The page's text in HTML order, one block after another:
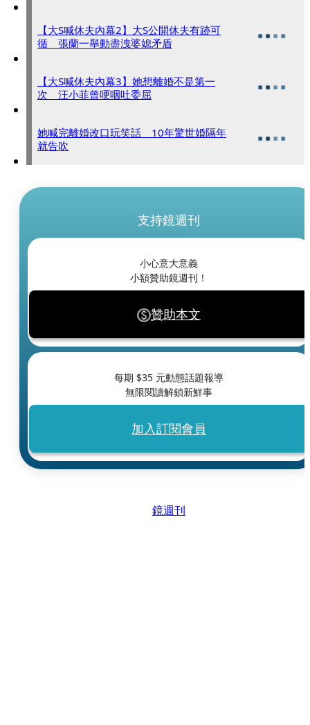
【大S喊休夫內幕2】大S公開休夫有跡可
循 張蘭一舉動盡洩婆媳矛盾
【大S喊休夫內幕3】她想離婚不是第一
次 汪小菲曾哽咽吐委屈
她喊完離婚改口玩笑話 10年驚世婚隔年
就告吹
支持鏡週刊
小心意大意義
小額贊助鏡週刊！
贊助本文
每期 $35 元動態話題報導
無限閱讀解鎖新鮮事
加入訂閱會員
鏡週刊